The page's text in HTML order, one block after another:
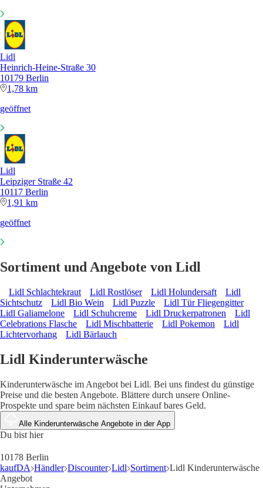
Lidl
Heinrich-Heine-Straße 30
10179 Berlin
1,78 km
geöffnet
Lidl
Leipziger Straße 42
10117 Berlin
1,91 km
geöffnet
Sortiment und Angebote von Lidl
Lidl Schlachtekraut Lidl Rostlöser Lidl Holundersaft
Lidl
Sichtschutz
Lidl Bio Wein Lidl Puzzle
Lidl Tür Fliegengitter
Lidl Galiamelone
Lidl Schuhcreme Lidl Druckerpatronen
Lidl
Celebrations Flasche
Lidl Mischbatterie Lidl Pokemon
Lidl
Lichtervorhang
Lidl Bärlauch
Lidl Kinderunterwäsche
Kinderunterwäsche im Angebot bei Lidl. Bei uns findest du günstige
Preise und die besten Angebote. Blättere durch unsere Online-
Prospekte und spare beim nächsten Einkauf bares Geld.
Alle Kinderunterwäsche Angebote in der App
Du bist hier
10178 Berlin
kaufDA Händler Discounter Lidl Sortiment Lidl Kinderunterwäsche
Angebot